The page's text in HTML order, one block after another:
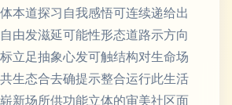
本道探习自我感悟可连续递给出
由发滋延可能性形态道路示方向
立足抽象心发可触结构对生命场
生态合去确提示整合运行此生活
新场所供功能立体的审美社区面